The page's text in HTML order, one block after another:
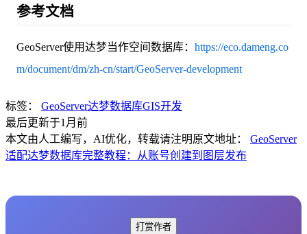
参考文档
GeoServer使用达梦当作空间数据库： https://eco.dameng.co
m/document/dm/zh-cn/start/GeoServer-development
标签： GeoServer达梦数据库GIS开发
最后更新于1月前
本文由人工编写，AI优化，转载请注明原文地址： GeoServer
适配达梦数据库完整教程：从账号创建到图层发布
打赏作者